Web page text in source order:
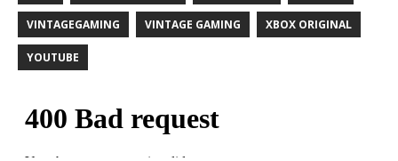
VINTAGEGAMING VINTAGE GAMING XBOX ORIGINAL
YOUTUBE